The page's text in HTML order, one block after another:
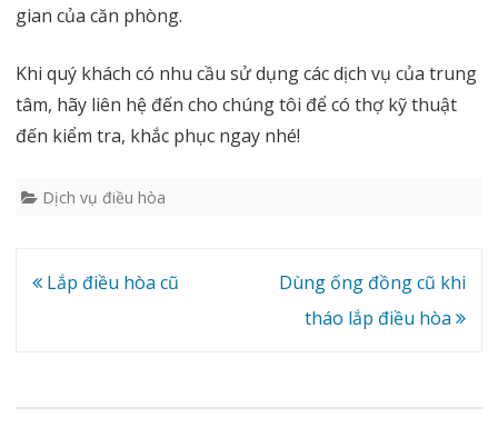
gian của căn phòng.
Khi quý khách có nhu cầu sử dụng các dịch vụ của trung
tâm, hãy liên hệ đến cho chúng tôi để có thợ kỹ thuật
đến kiểm tra, khắc phục ngay nhé!
Dịch vụ điều hòa
Điều
Lắp điều hòa cũ
Dùng ống đồng cũ khi
tháo lắp điều hòa